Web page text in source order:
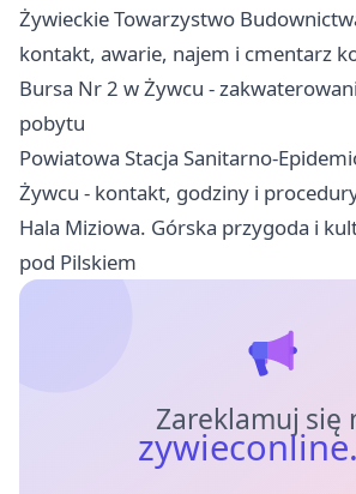
Żywieckie Towarzystwo
kontakt, awarie, najem i cmentarz
Bursa Nr 2 w Żywcu -
pobytu
Powiatowa Stacja Sanitarno-
Żywcu - kontakt, godziny i
Hala Miziowa. Górska przygoda i
pod Pilskiem
Zareklamuj się